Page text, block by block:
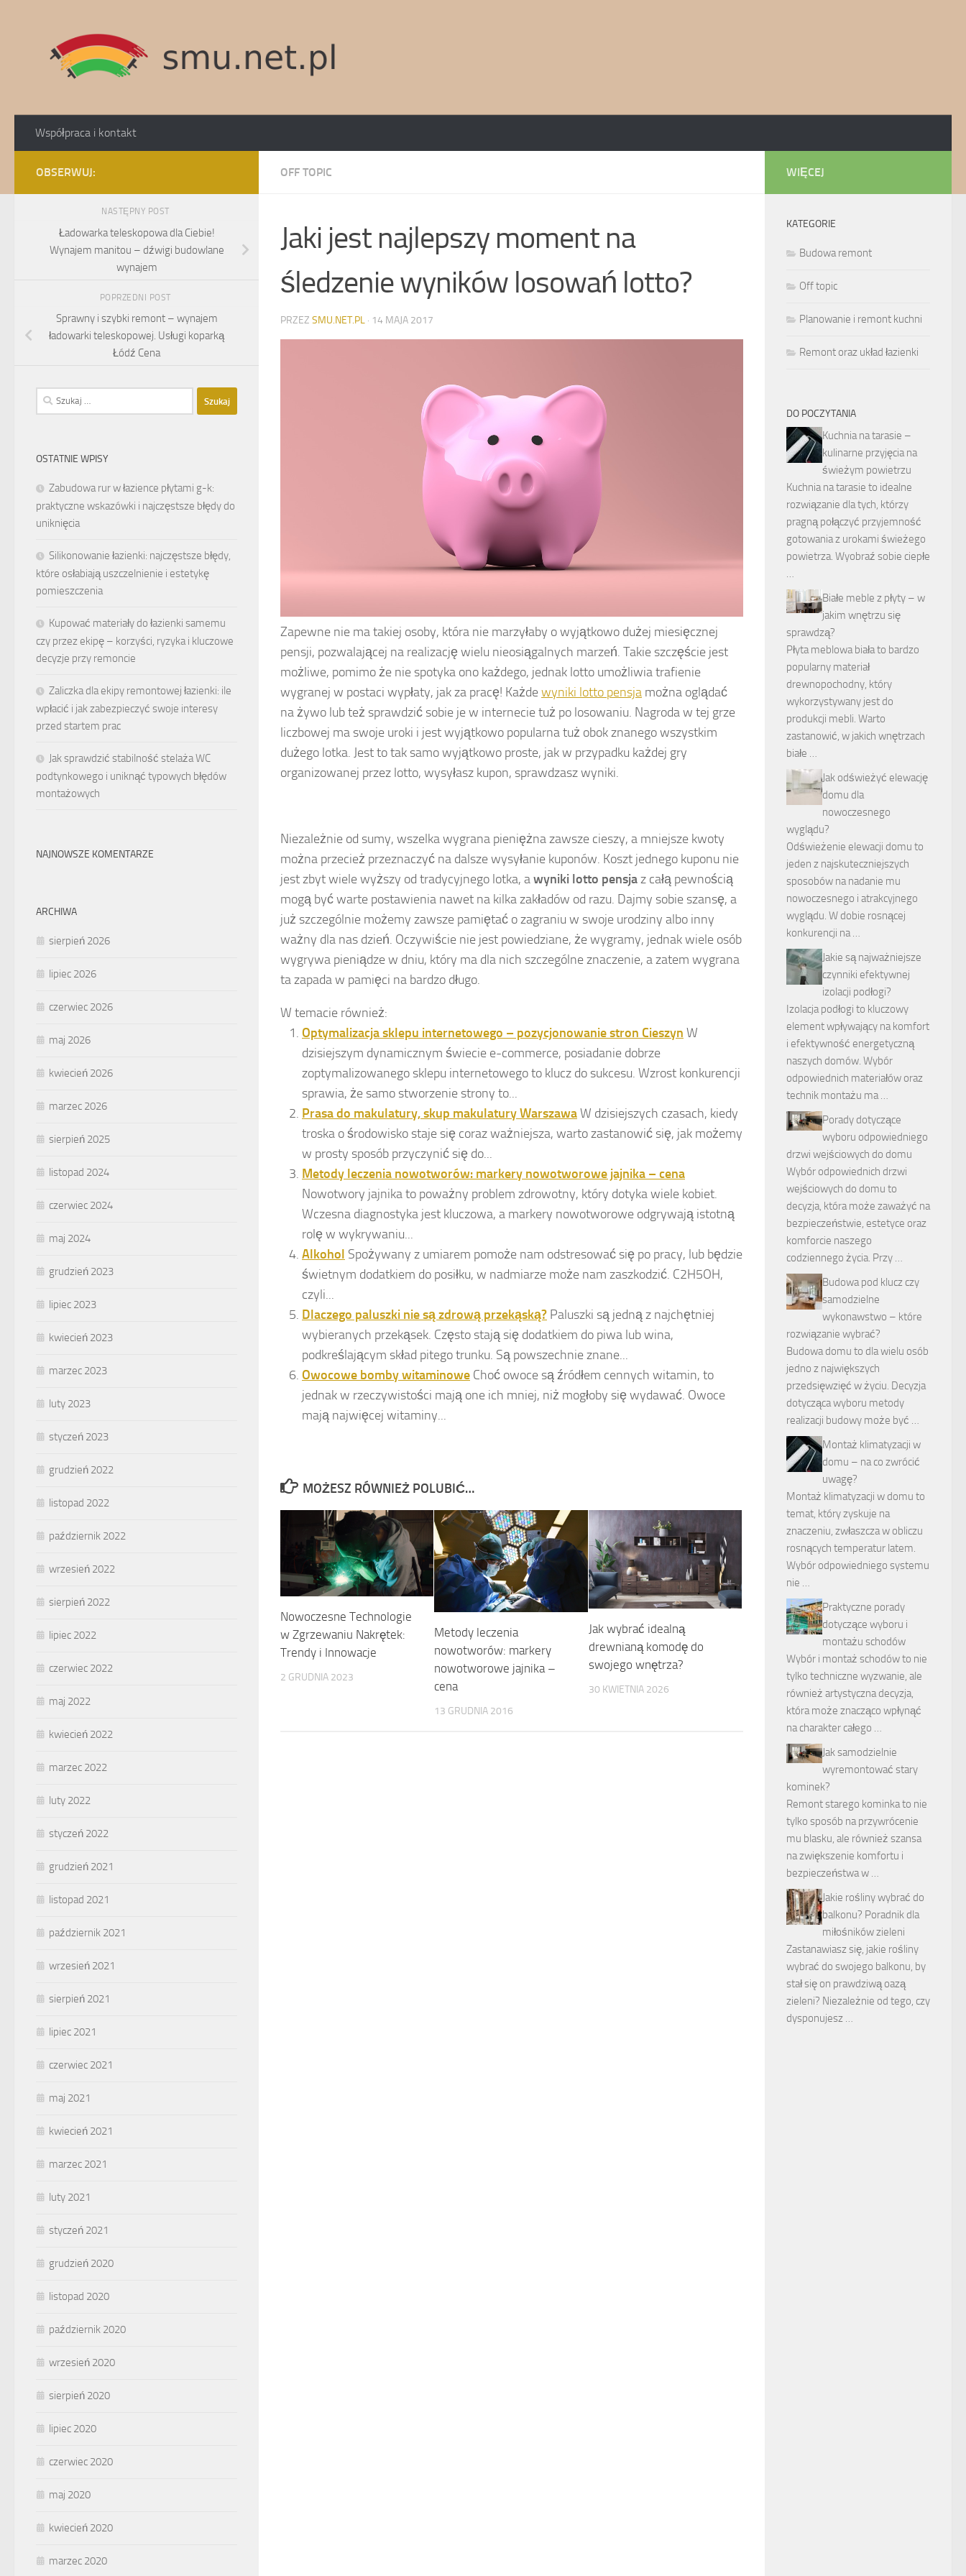
Współpraca i kontakt
OFF TOPIC
Jaki jest najlepszy moment na
śledzenie wyników losowań lotto?
PRZEZ SMU.NET.PL · 14 MAJA 2017
Zapewne nie ma takiej osoby, która nie marzyłaby o wyjątkowo dużej miesięcznej
pensji, pozwalającej na realizację wielu nieosiągalnych marzeń. Takie szczęście jest
możliwe, pomimo że nie spotyka ono każdego, jednak lotto umożliwia trafienie
wygranej w postaci wypłaty, jak za pracę! Każdewyniki lotto pensja można oglądać
na żywo lub też sprawdzić sobie je w internecie tuż po losowaniu. Nagroda w tej grze
liczbowej ma swoje uroki i jest wyjątkowo popularna tuż obok znanego wszystkim
dużego lotka. Jest to tak samo wyjątkowo proste, jak w przypadku każdej gry
organizowanej przez lotto, wysyłasz kupon, sprawdzasz wyniki.
Niezależnie od sumy, wszelka wygrana pieniężna zawsze cieszy, a mniejsze kwoty
można przecież przeznaczyć na dalsze wysyłanie kuponów. Koszt jednego kuponu nie
jest zbyt wiele wyższy od tradycyjnego lotka, awyniki lotto pensjaz całą pewnością
mogą być warte postawienia nawet na kilka zakładów od razu. Dajmy sobie szansę, a
już szczególnie możemy zawsze pamiętać o zagraniu w swoje urodziny albo inny
ważny dla nas dzień. Oczywiście nie jest powiedziane, że wygramy, jednak wiele osób
wygrywa pieniądze w dniu, który ma dla nich szczególne znaczenie, a zatem wygrana
ta zapada w pamięci na bardzo długo.
W temacie również:
Optymalizacja sklepu internetowego – pozycjonowanie stron Cieszyn W
dzisiejszym dynamicznym świecie e-commerce, posiadanie dobrze
zoptymalizowanego sklepu internetowego to klucz do sukcesu. Wzrost konkurencji
sprawia, że samo stworzenie strony to...
Prasa do makulatury, skup makulatury WarszawaW dzisiejszych czasach, kiedy
troska o środowisko staje się coraz ważniejsza, warto zastanowić się, jak możemy
w prosty sposób przyczynić się do...
Metody leczenia nowotworów: markery nowotworowe jajnika – cena
Nowotwory jajnika to poważny problem zdrowotny, który dotyka wiele kobiet.
Wczesna diagnostyka jest kluczowa, a markery nowotworowe odgrywają istotną
rolę w wykrywaniu...
Alkohol Spożywany z umiarem pomoże nam odstresować się po pracy, lub będzie
świetnym dodatkiem do posiłku, w nadmiarze może nam zaszkodzić. C2H5OH,
czyli...
Dlaczego paluszki nie są zdrową przekąską? Paluszki są jedną z najchętniej
wybieranych przekąsek. Często stają się dodatkiem do piwa lub wina,
podkreślającym skład pitego trunku. Są powszechnie znane...
Owocowe bomby witaminowe Choć owoce są źródłem cennych witamin, to
jednak w rzeczywistości mają one ich mniej, niż mogłoby się wydawać. Owoce
mają najwięcej witaminy...
MOŻESZ RÓWNIEŻ POLUBIĆ…
Nowoczesne Technologie
w Zgrzewaniu Nakrętek:
Trendy i Innowacje
2 GRUDNIA 2023
Metody leczenia
nowotworów: markery
nowotworowe jajnika –
cena
13 GRUDNIA 2016
Jak wybrać idealną
drewnianą komodę do
swojego wnętrza?
30 KWIETNIA 2026
OBSERWUJ:
NASTĘPNY POST
Ładowarka teleskopowa dla Ciebie!
Wynajem manitou – dźwigi budowlane
wynajem
POPRZEDNI POST
Sprawny i szybki remont – wynajem
ładowarki teleskopowej. Usługi koparką
Łódź Cena
Szukaj:
OSTATNIE WPISY
Zabudowa rur w łazience płytami g-k:
praktyczne wskazówki i najczęstsze błędy do
uniknięcia
Silikonowanie łazienki: najczęstsze błędy,
które osłabiają uszczelnienie i estetykę
pomieszczenia
Kupować materiały do łazienki samemu
czy przez ekipę – korzyści, ryzyka i kluczowe
decyzje przy remoncie
Zaliczka dla ekipy remontowej łazienki: ile
wpłacić i jak zabezpieczyć swoje interesy
przed startem prac
Jak sprawdzić stabilność stelaża WC
podtynkowego i uniknąć typowych błędów
montażowych
NAJNOWSZE KOMENTARZE
ARCHIWA
sierpień 2026
lipiec 2026
czerwiec 2026
maj 2026
kwiecień 2026
marzec 2026
sierpień 2025
listopad 2024
czerwiec 2024
maj 2024
grudzień 2023
lipiec 2023
kwiecień 2023
marzec 2023
luty 2023
styczeń 2023
grudzień 2022
listopad 2022
październik 2022
wrzesień 2022
sierpień 2022
lipiec 2022
czerwiec 2022
maj 2022
kwiecień 2022
marzec 2022
luty 2022
styczeń 2022
grudzień 2021
listopad 2021
październik 2021
wrzesień 2021
sierpień 2021
lipiec 2021
czerwiec 2021
maj 2021
kwiecień 2021
marzec 2021
luty 2021
styczeń 2021
grudzień 2020
listopad 2020
październik 2020
wrzesień 2020
sierpień 2020
lipiec 2020
czerwiec 2020
maj 2020
kwiecień 2020
marzec 2020
WIĘCEJ
KATEGORIE
Budowa remont
Off topic
Planowanie i remont kuchni
Remont oraz układ łazienki
DO POCZYTANIA
Kuchnia na tarasie –
kulinarne przyjęcia na
świeżym powietrzu
Kuchnia na tarasie to idealne
rozwiązanie dla tych, którzy
pragną połączyć przyjemność
gotowania z urokami świeżego
powietrza. Wyobraź sobie ciepłe
…
Białe meble z płyty – w
jakim wnętrzu się
sprawdzą?
Płyta meblowa biała to bardzo
popularny materiał
drewnopochodny, który
wykorzystywany jest do
produkcji mebli. Warto
zastanowić, w jakich wnętrzach
białe …
Jak odświeżyć elewację
domu dla
nowoczesnego
wyglądu?
Odświeżenie elewacji domu to
jeden z najskuteczniejszych
sposobów na nadanie mu
nowoczesnego i atrakcyjnego
wyglądu. W dobie rosnącej
konkurencji na …
Jakie są najważniejsze
czynniki efektywnej
izolacji podłogi?
Izolacja podłogi to kluczowy
element wpływający na komfort
i efektywność energetyczną
naszych domów. Wybór
odpowiednich materiałów oraz
technik montażu ma …
Porady dotyczące
wyboru odpowiedniego
drzwi wejściowych do domu
Wybór odpowiednich drzwi
wejściowych do domu to
decyzja, która może zaważyć na
bezpieczeństwie, estetyce oraz
komforcie naszego
codziennego życia. Przy …
Budowa pod klucz czy
samodzielne
wykonawstwo – które
rozwiązanie wybrać?
Budowa domu to dla wielu osób
jedno z największych
przedsięwzięć w życiu. Decyzja
dotycząca wyboru metody
realizacji budowy może być …
Montaż klimatyzacji w
domu – na co zwrócić
uwagę?
Montaż klimatyzacji w domu to
temat, który zyskuje na
znaczeniu, zwłaszcza w obliczu
rosnących temperatur latem.
Wybór odpowiedniego systemu
nie …
Praktyczne porady
dotyczące wyboru i
montażu schodów
Wybór i montaż schodów to nie
tylko techniczne wyzwanie, ale
również artystyczna decyzja,
która może znacząco wpłynąć
na charakter całego …
Jak samodzielnie
wyremontować stary
kominek?
Remont starego kominka to nie
tylko sposób na przywrócenie
mu blasku, ale również szansa
na zwiększenie komfortu i
bezpieczeństwa w …
Jakie rośliny wybrać do
balkonu? Poradnik dla
miłośników zieleni
Zastanawiasz się, jakie rośliny
wybrać do swojego balkonu, by
stał się on prawdziwą oazą
zieleni? Niezależnie od tego, czy
dysponujesz …